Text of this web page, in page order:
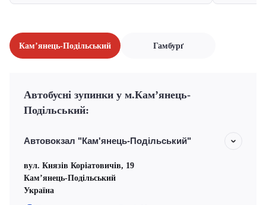
Кам’янець-Подільський Гамбурґ
Автобусні зупинки у м.Кам’янець-
Подільський:
Автовокзал "Кам'янець-Подільський"
вул. Князів Коріатовичів, 19
Кам’янець-Подільський
Україна